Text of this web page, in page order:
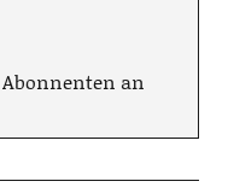
Abonnenten an